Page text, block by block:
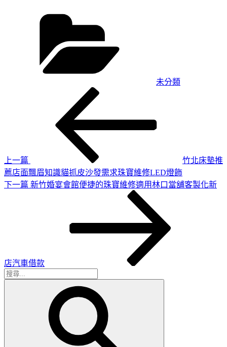
未分類
上一篇
竹北床墊推
薦店面飄眉知識貓抓皮沙發需求珠寶維修LED燈飾
下
下一篇 新竹婚宴會館便捷的珠寶維修適用林口當舖客製化新
店汽車借款
搜